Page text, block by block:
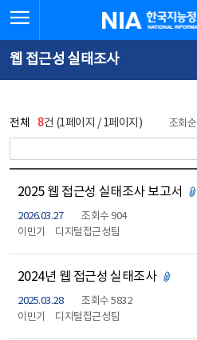
문
로
가
체
뉴
바
가
한국지능정보사회진
웹 접근성 실태조사
전체 8건 (1페이지 / 1페이지) 조회순
2025 웹 접근성 실태조사 보고서
2026.03.27
조회수 904
이민기
디지털접근성팀
2024년 웹 접근성 실태조사 첨부파
2025.03.28
조회수 5832
이민기
디지털접근성팀